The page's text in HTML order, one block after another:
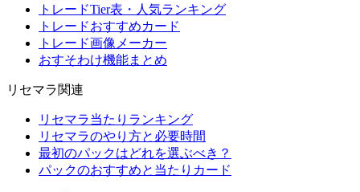
トレードTier表・人気ランキング
トレードおすすめカード
トレード画像メーカー
おすそわけ機能まとめ
リセマラ関連
リセマラ当たりランキング
リセマラのやり方と必要時間
最初のパックはどれを選ぶべき？
パックのおすすめと当たりカード